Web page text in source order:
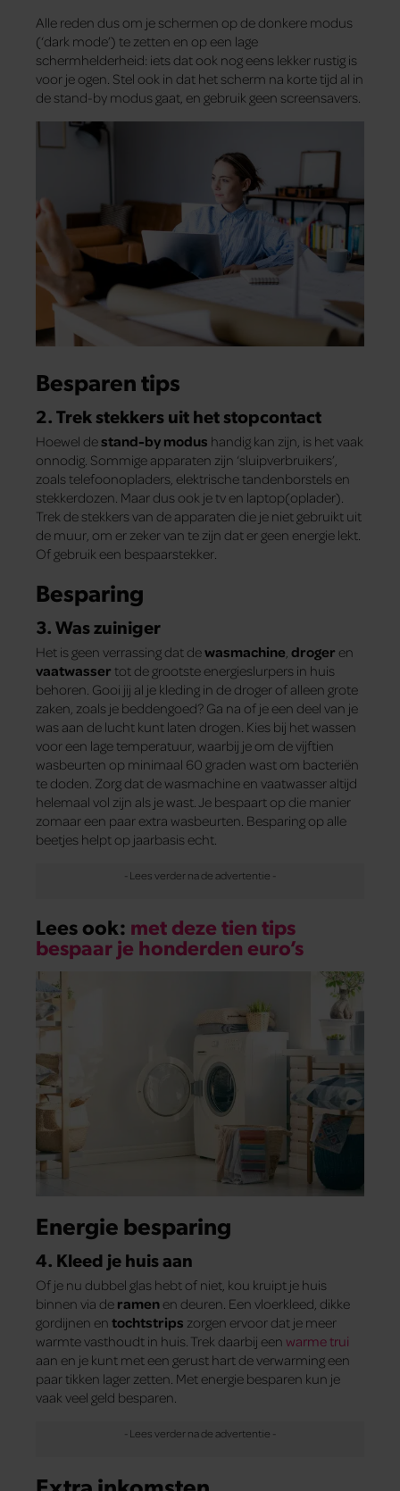
Alle reden dus om je schermen op de donkere modus
(‘dark mode’) te zetten en op een lage
schermhelderheid: iets dat ook nog eens lekker rustig is
voor je ogen. Stel ook in dat het scherm na korte tijd al in
de stand-by modus gaat, en gebruik geen screensavers.
Besparen tips
2. Trek stekkers uit het stopcontact
Hoewel destand-by modus handig kan zijn, is het vaak
onnodig. Sommige apparaten zijn ‘sluipverbruikers’,
zoals telefoonopladers, elektrische tandenborstels en
stekkerdozen. Maar dus ook je tv en laptop(oplader).
Trek de stekkers van de apparaten die je niet gebruikt uit
de muur, om er zeker van te zijn dat er geen energie lekt.
Of gebruik een bespaarstekker.
Besparing
3. Was zuiniger
Het is geen verrassing dat dewasmachine droger en
vaatwasser tot de grootste energieslurpers in huis
behoren. Gooi jij al je kleding in de droger of alleen grote
zaken, zoals je beddengoed? Ga na of je een deel van je
was aan de lucht kunt laten drogen. Kies bij het wassen
voor een lage temperatuur, waarbij je om de vijftien
wasbeurten op minimaal 60 graden wast om bacteriën
te doden. Zorg dat de wasmachine en vaatwasser altijd
helemaal vol zijn als je wast. Je bespaart op die manier
zomaar een paar extra wasbeurten. Besparing op alle
beetjes helpt op jaarbasis echt.
Lees ook: met deze tien tips
bespaar je honderden euro’s
Energie besparing
4. Kleed je huis aan
Of je nu dubbel glas hebt of niet, kou kruipt je huis
binnen via de ramen en deuren. Een vloerkleed, dikke
gordijnen en tochtstrips zorgen ervoor dat je meer
warmte vasthoudt in huis. Trek daarbij een warme trui
aan en je kunt met een gerust hart de verwarming een
paar tikken lager zetten. Met energie besparen kun je
vaak veel geld besparen.